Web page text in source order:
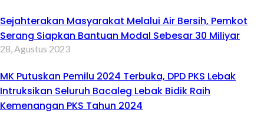
Sejahterakan Masyarakat Melalui Air Bersih, Pemkot
Serang Siapkan Bantuan Modal Sebesar 30 Miliyar
28, Agustus 2023
MK Putuskan Pemilu 2024 Terbuka, DPD PKS Lebak
Intruksikan Seluruh Bacaleg Lebak Bidik Raih
Kemenangan PKS Tahun 2024